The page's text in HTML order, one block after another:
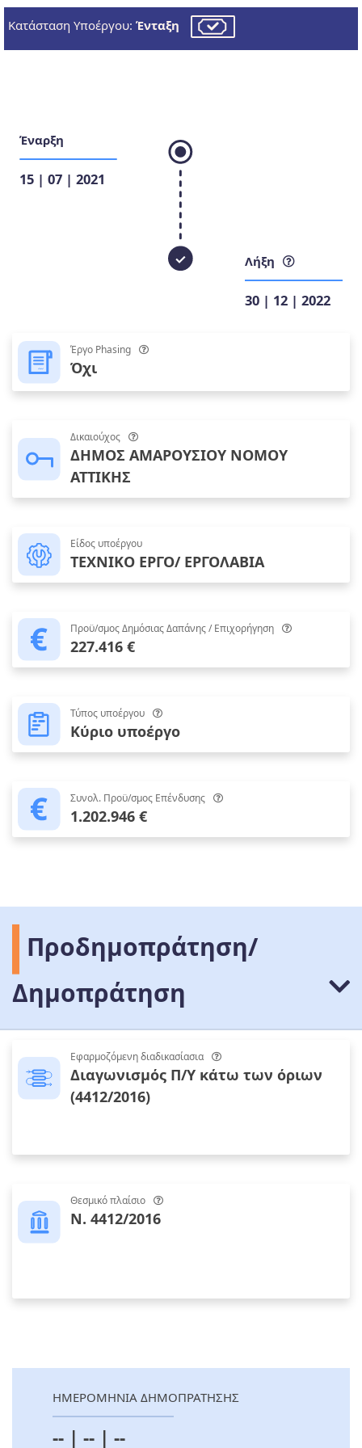
Κατάσταση Υποέργου: Ένταξη
Έναρξη
15 | 07 | 2021
Λήξη
30 | 12 | 2022
Έργο Phasing
Όχι
Δικαιούχος
ΔΗΜΟΣ ΑΜΑΡΟΥΣΙΟΥ ΝΟΜΟΥ
ΑΤΤΙΚΗΣ
Είδος υποέργου
ΤΕΧΝΙΚΟ ΕΡΓΟ/ ΕΡΓΟΛΑΒΙΑ
Προϋ/σμος Δημόσιας Δαπάνης / Επιχορήγηση
227.416 €
Τύπος υποέργου
Κύριο υποέργο
Συνολ. Προϋ/σμος Επένδυσης
1.202.946 €
Προδημοπράτηση/
Δημοπράτηση
Εφαρμοζόμενη διαδικασίασια
Διαγωνισμός Π/Υ κάτω των όριων
(4412/2016)
Θεσμικό πλαίσιο
Ν. 4412/2016
ΗΜΕΡΟΜΗΝΙΑ ΔΗΜΟΠΡΑΤΗΣΗΣ
-- | -- | --